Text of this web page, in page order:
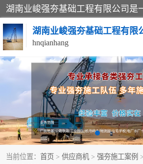
湖南业峻强夯基础工程有限
hnqianhang
当前位置： 首页 > 供应商机 > 强夯施工案例
强夯施工案例 强夯
强夯施工工程 强夯
强夯队伍